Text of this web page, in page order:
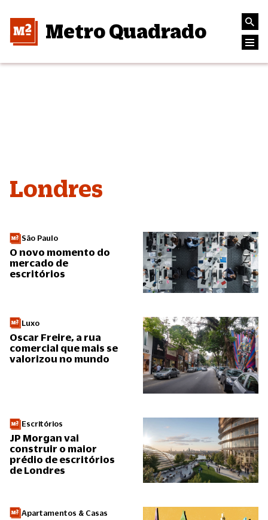
Metro Quadrado
Londres
São Paulo
O novo momento do
mercado de
escritórios
Luxo
Oscar Freire, a rua
comercial que mais se
valorizou no mundo
Escritórios
JP Morgan vai
construir o maior
prédio de escritórios
de Londres
Apartamentos & Casas